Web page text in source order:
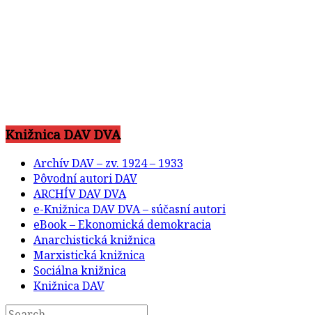
Knižnica DAV DVA
Archív DAV – zv. 1924 – 1933
Pôvodní autori DAV
ARCHÍV DAV DVA
e-Knižnica DAV DVA – súčasní autori
eBook – Ekonomická demokracia
Anarchistická knižnica
Marxistická knižnica
Sociálna knižnica
Knižnica DAV